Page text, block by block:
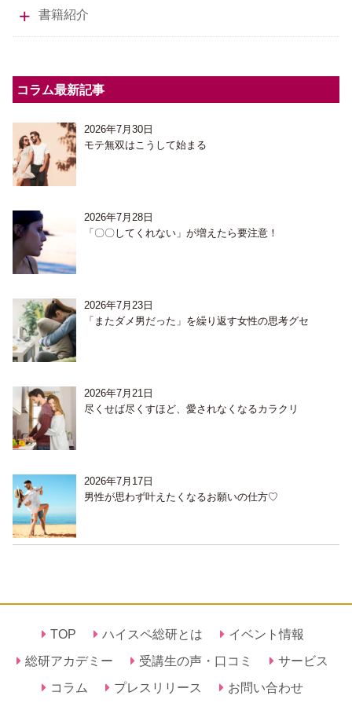
書籍紹介
コラム最新記事
2026年7月30日
モテ無双はこうして始まる
2026年7月28日
「〇〇してくれない」が増えたら要注意！
2026年7月23日
「またダメ男だった」を繰り返す女性の思考グセ
2026年7月21日
尽くせば尽くすほど、愛されなくなるカラクリ
2026年7月17日
男性が思わず叶えたくなるお願いの仕方♡
TOP ハイスペ総研とは
イベント情報
総研アカデミー
受講生の声・口コミ
サービス
コラム
プレスリリース お問い合わせ